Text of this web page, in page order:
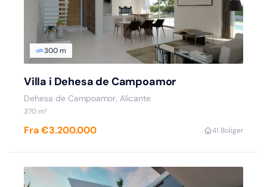
300 m
Villa i Dehesa de Campoamor
Dehesa de Campoamor, Alicante
370 m²
Fra €3.200.000 41 Boliger